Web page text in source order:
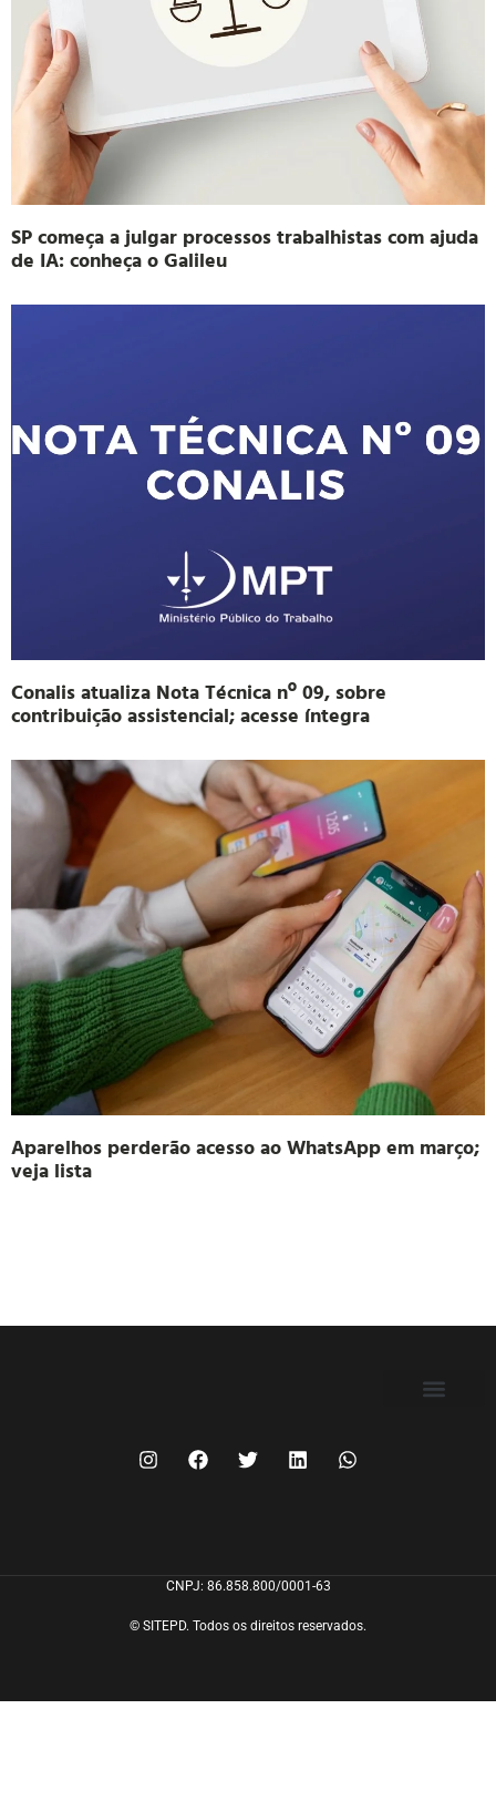
SP começa a julgar processos trabalhistas com ajuda
de IA: conheça o Galileu
Conalis atualiza Nota Técnica nº 09, sobre
contribuição assistencial; acesse íntegra
Aparelhos perderão acesso ao WhatsApp em março;
veja lista
CNPJ: 86.858.800/0001-63
© SITEPD. Todos os direitos reservados.